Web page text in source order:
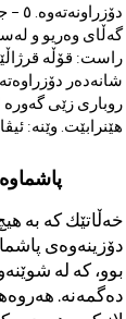
گەڵای وەریو و
راست: قۆڵە
شانەدەر
روباری زێی
هێنرابێت. وێنە:
خەڵاتێك کە بە
دۆزینەوەی
بوو، کە لە
دەگمەنە.